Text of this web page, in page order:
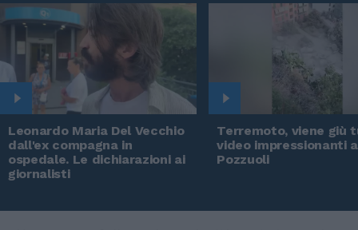
Leonardo Maria Del Vecchio
dall'ex compagna in
ospedale. Le dichiarazioni ai
giornalisti
Terremoto, viene giù
video impressionanti a
Pozzuoli